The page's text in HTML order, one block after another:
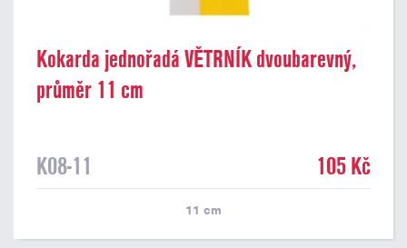
Kokarda jednořadá VĚTRNÍK dvoubarevný,
průměr 11 cm
K08-11 105 Kč
11 cm